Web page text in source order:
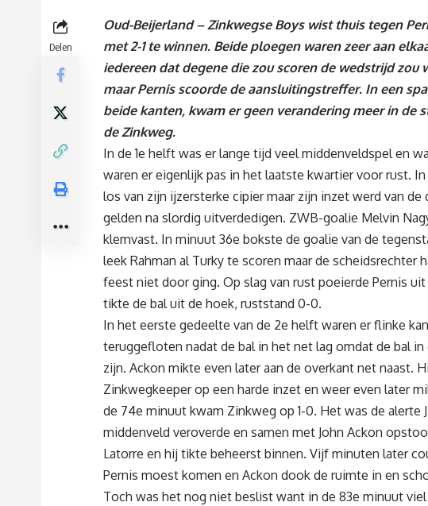
Delen
Oud-Beijerland – Zinkwegse Boys wist thuis tegen
met 2-1 te winnen. Beide ploegen waren zeer aan
iedereen dat degene die zou scoren de wedstrijd zou
maar Pernis scoorde de aansluitingstreffer. In een
beide kanten, kwam er geen verandering meer in de
de Zinkweg.
In de 1e helft was er lange tijd veel middenveldspel en
waren er eigenlijk pas in het laatste kwartier voor rust.
los van zijn ijzersterke cipier maar zijn inzet werd van
gelden na slordig uitverdedigen. ZWB-goalie Melvin
klemvast. In minuut 36e bokste de goalie van de
leek Rahman al Turky te scoren maar de
feest niet door ging. Op slag van rust poeierde Pernis
tikte de bal uit de hoek, ruststand 0-0.
In het eerste gedeelte van de 2e helft waren er flinke
teruggefloten nadat de bal in het net lag omdat de bal
zijn. Ackon mikte even later aan de overkant net naast.
Zinkwegkeeper op een harde inzet en weer even later
de 74e minuut kwam Zinkweg op 1-0. Het was de alerte
middenveld veroverde en samen met John Ackon
Latorre en hij tikte beheerst binnen. Vijf minuten later
Pernis moest komen en Ackon dook de ruimte in en
Toch was het nog niet beslist want in de 83e minuut